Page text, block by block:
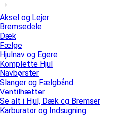
Aksel og Lejer
Bremsedele
Dæk
Fælge
Hjulnav og Egere
Komplette Hjul
Navbørster
Slanger og Fælgbånd
Ventilhætter
Se alt i Hjul, Dæk og Bremser
Karburator og Indsugning